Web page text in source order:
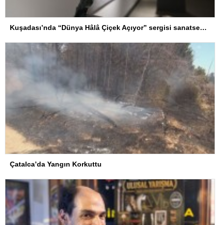
Kuşadası’nda “Dünya Hâlâ Çiçek Açıyor” sergisi sanatseverlerle buluşuyor
Çatalca’da Yangın Korkuttu